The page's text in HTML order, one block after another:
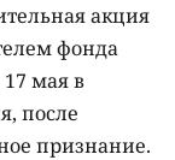
акция
фонда
мая в
после
признание.